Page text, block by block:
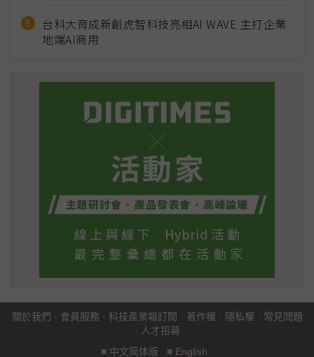
台科大育成新創虎智科技亮相AI WAVE 主打企業
地端AI商用
關於我們 · 會員服務 · 科技產業報訂閱 · 著作權 · 隱私權 · 常見問題
· 人才招募
■ 中文简体版 ■ English